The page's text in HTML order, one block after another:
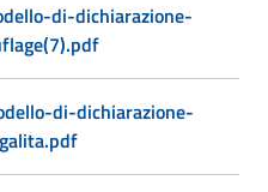
di-dichiarazione-
di-dichiarazione-